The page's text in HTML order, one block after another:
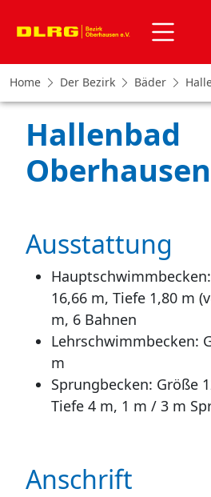
Home Der Bezirk Bäder
Hallenbad
Oberhausen
Ausstattung
16,66 m, Tiefe 1,80 m
m, 6 Bahnen
Lehrschwimmbecken:
m
Sprungbecken: Größe
Tiefe 4 m, 1 m / 3 m
Anschrift